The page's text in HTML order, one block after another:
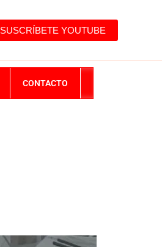
SUSCRÍBETE YOUTUBE
CONTACTO